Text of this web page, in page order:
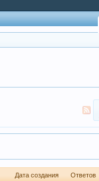
Дата создания Ответов